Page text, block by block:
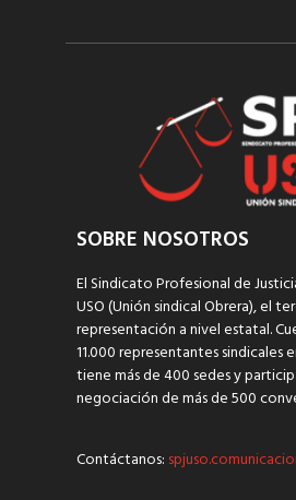
SOBRE NOSOTROS
El Sindicato Profesional de
USO (Unión sindical Obrera), el
representación a nivel estatal.
11.000 representantes sindicales
tiene más de 400 sedes y
negociación de más de 500
Contáctanos: